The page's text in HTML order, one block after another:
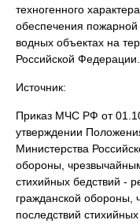
техногенного
обеспечения
водных объектах на
Российской
Источник:
Приказ МЧС РФ от
утверждении
Министерства
обороны,
стихийных бедствий -
гражданской обороны,
последствий